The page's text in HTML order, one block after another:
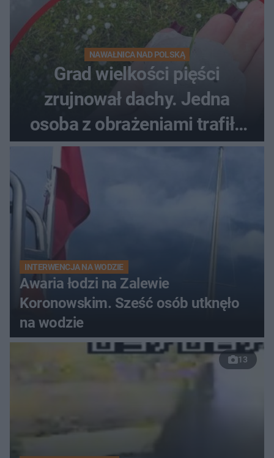
NAWAŁNICA NAD POLSKĄ
Grad wielkości pięści
zrujnował dachy. Jedna
osoba z obrażeniami trafiła
do szpitala
INTERWENCJA NA WODZIE
Awaria łodzi na Zalewie
Koronowskim. Sześć osób utknęło
na wodzie
13